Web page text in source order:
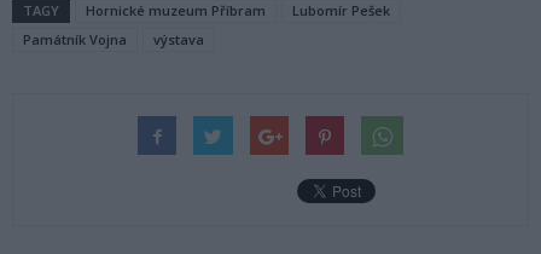
TAGY Hornické muzeum Příbram
Lubomír Pešek
Památník Vojna
výstava